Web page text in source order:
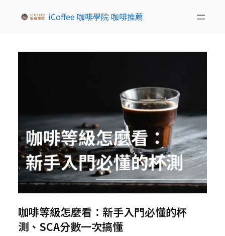
iCoffee 咖啡學院 咖啡推薦
咖啡等級怎麼看：新手入門必懂的杯
測、SCA分數一次搞懂